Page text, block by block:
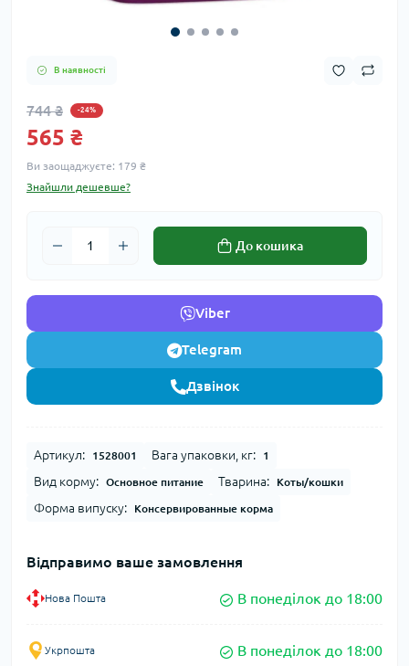
В наявності
744 ₴ -24%
565 ₴
Ви заощаджуєте: 179 ₴
Знайшли дешевше?
До кошика
Viber
Telegram
Дзвінок
Артикул: 1528001 Вага упаковки, кг: 1
Вид корму: Основное питание Тварина: Коты/кошки
Форма випуску: Консервированные корма
Відправимо ваше замовлення
Нова Пошта В понеділок до 18:00
Укрпошта В понеділок до 18:00